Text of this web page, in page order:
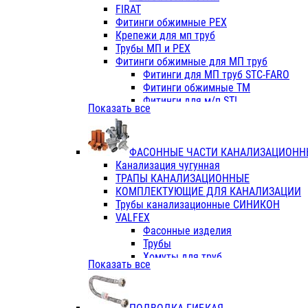
Фитинги ПП белые
Фитинги ПП белые
Фитинги ППс металл.белые
VALFEX
Трубы PE-RT
Трубы ПП водопровод белые
Трубы ПП водопровод серые
Трубы армированные
Трубы армированные
Фитинги с металл. серые
Фитинги ПП (серые)
Фитинги ПП белые
Краны
Фитинги ПП (белые)
Фитинги ПП с металлом белые
ПК КОНТУР
Краны полипропиленовые
Трубы полипропиленивые
FIRAT
Фитинги обжимные PEX
Крепежи для мп труб
Трубы МП и PEX
Фитинги обжимные для МП труб
Фитинги для МП труб STC-FARO
Фитинги обжимные ТМ
Фитинги для м/п STI
Фитинги для МП труб TITAN
TK
VALFEX
Показать все
ФАСОННЫЕ ЧАСТИ
Канализация чугунная
ТРАПЫ КАНАЛИЗАЦИОННЫЕ
КОМПЛЕКТУЮЩИЕ ДЛЯ КАНАЛИЗАЦИИ
Трубы канализационные СИНИКОН
VALFEX
Фасонные изделия
Трубы
Хомуты для труб
ПВХ (стройполимер)
Показать все